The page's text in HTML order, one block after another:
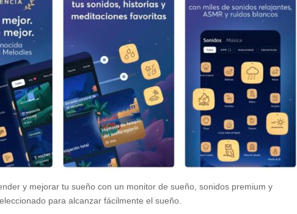
y mejorar tu sueño con un monitor de sueño, sonidos premium y
para alcanzar fácilmente el sueño.